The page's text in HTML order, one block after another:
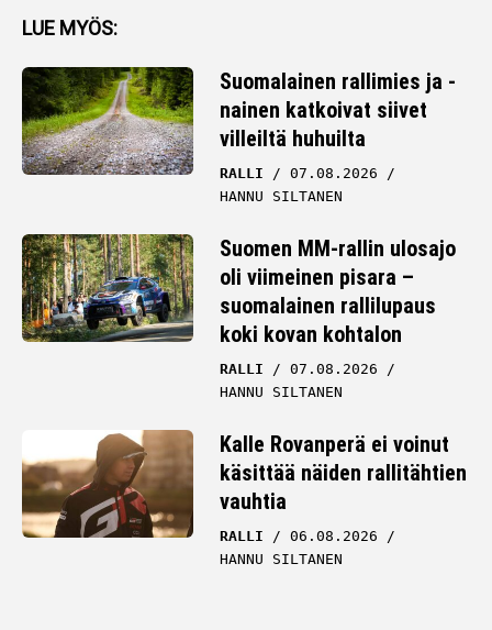
LUE MYÖS:
Suomalainen rallimies ja -
nainen katkoivat siivet
villeiltä huhuilta
RALLI
07.08.2026
HANNU SILTANEN
Suomen MM-rallin ulosajo
oli viimeinen pisara –
suomalainen rallilupaus
koki kovan kohtalon
RALLI
07.08.2026
HANNU SILTANEN
Kalle Rovanperä ei voinut
käsittää näiden rallitähtien
vauhtia
RALLI
06.08.2026
HANNU SILTANEN